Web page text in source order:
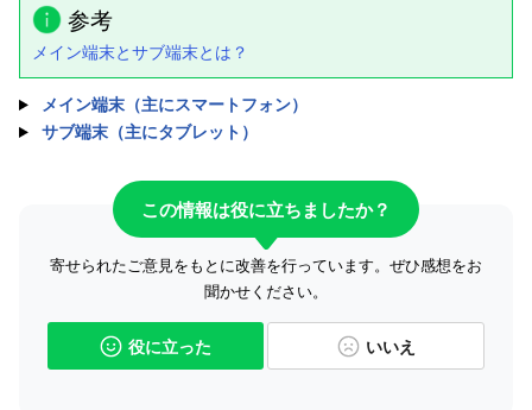
参考
メイン端末とサブ端末とは？
メイン端末（主にスマートフォン）
サブ端末（主にタブレット）
この情報は役に立ちましたか？
寄せられたご意見をもとに改善を行っています。ぜひ感想をお
聞かせください。
役に立った いいえ